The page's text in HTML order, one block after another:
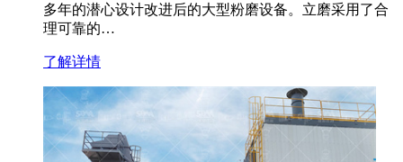
多年的潜心设计改进后的大型粉磨设备。立磨采用了合
理可靠的…
了解详情